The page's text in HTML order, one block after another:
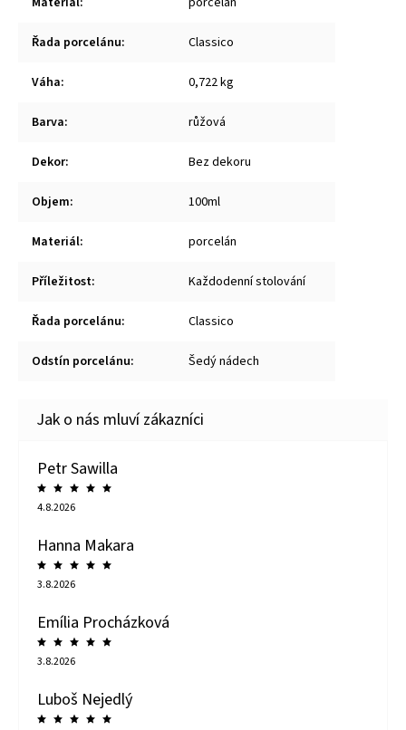
Řada porcelánu: Classico
Váha: 0,722 kg
Barva: růžová
Dekor: Bez dekoru
Objem: 100ml
Materiál: porcelán
Příležitost: Každodenní stolování
Řada porcelánu: Classico
Odstín porcelánu: Šedý nádech
Petr Sawilla
4.8.2026
Hanna Makara
3.8.2026
Emília Procházková
3.8.2026
Luboš Nejedlý